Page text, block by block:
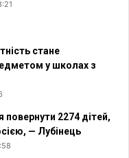
стане
у школах з
повернути 2274 дітей,
— Лубінець